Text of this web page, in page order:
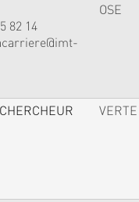
82 14
OSE
VERTE